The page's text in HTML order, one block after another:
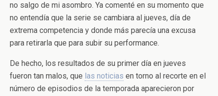
no salgo de mi asombro. Ya comenté en su momento que
no entendía que la serie se cambiara al jueves, día de
extrema competencia y donde más parecía una excusa
para retirarla que para subir su performance.
De hecho, los resultados de su primer día en jueves
fueron tan malos, que las noticias en torno al recorte en el
número de episodios de la temporada aparecieron por